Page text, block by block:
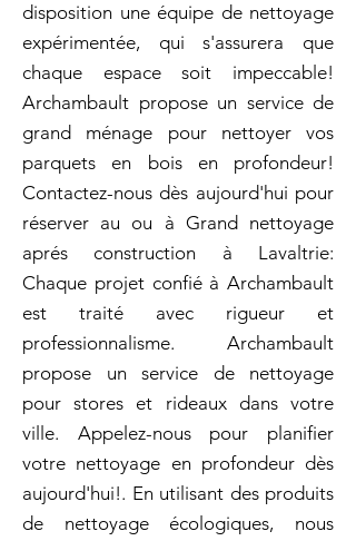
disposition une équipe de nettoyage
expérimentée, qui s'assurera que
chaque espace soit impeccable!
Archambault propose un service de
grand ménage pour nettoyer vos
parquets en bois en profondeur!
Contactez-nous dès aujourd'hui pour
réserver au ou à Grand nettoyage
aprés construction à Lavaltrie:
Chaque projet confié à Archambault
est traité avec rigueur et
professionnalisme. Archambault
propose un service de nettoyage
pour stores et rideaux dans votre
ville. Appelez-nous pour planifier
votre nettoyage en profondeur dès
aujourd'hui!. En utilisant des produits
de nettoyage écologiques, nous